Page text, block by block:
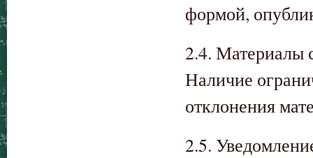
формой,
2.4. Материалы
Наличие
отклонения
2.5.